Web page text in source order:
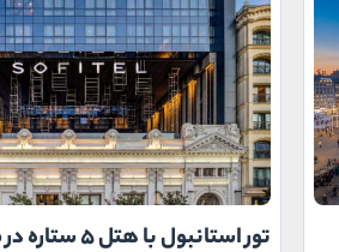
تور استانبول با هتل ۵ ستاره در میدان تکسیم